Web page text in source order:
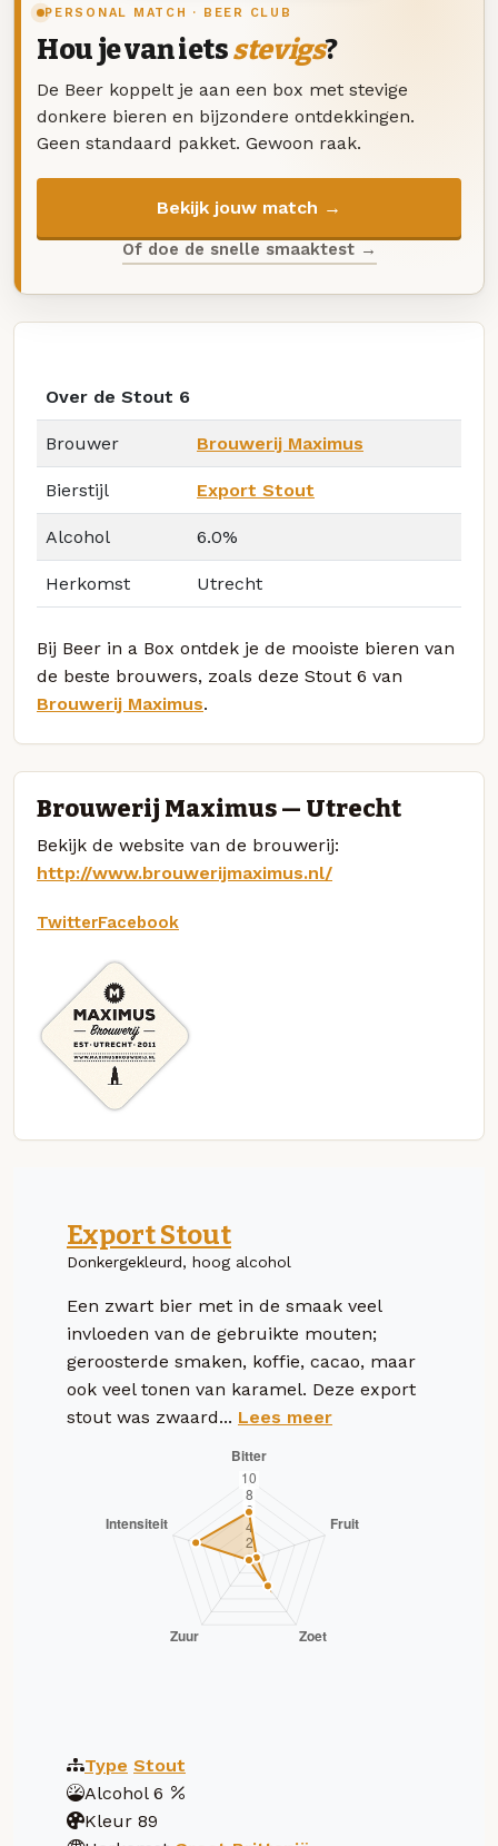
PERSONAL MATCH · BEER CLUB
Hou je van ietsstevigs?
De Beer koppelt je aan een box met stevige
donkere bieren en bijzondere ontdekkingen.
Geen standaard pakket. Gewoon raak.
Bekijk jouw match →
Of doe de snelle smaaktest →
Over de Stout 6
Brouwer Brouwerij Maximus
Bierstijl Export Stout
Alcohol 6.0%
Herkomst Utrecht
Bij Beer in a Box ontdek je de mooiste bieren van
de beste brouwers, zoals deze Stout 6 van
Brouwerij Maximus.
Brouwerij Maximus — Utrecht
Bekijk de website van de brouwerij:
http://www.brouwerijmaximus.nl/
TwitterFacebook
Export Stout
Donkergekleurd, hoog alcohol
Een zwart bier met in de smaak veel
invloeden van de gebruikte mouten;
geroosterde smaken, koffie, cacao, maar
ook veel tonen van karamel. Deze export
stout was zwaard... Lees meer
Type Stout
Alcohol 6
Kleur 89